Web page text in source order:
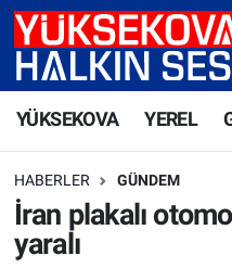
YÜKSEKOVA YEREL
HABERLER GÜNDEM
İran plakalı
yaralı
Yüksekova Nöbetçi
Süper Lig Puan